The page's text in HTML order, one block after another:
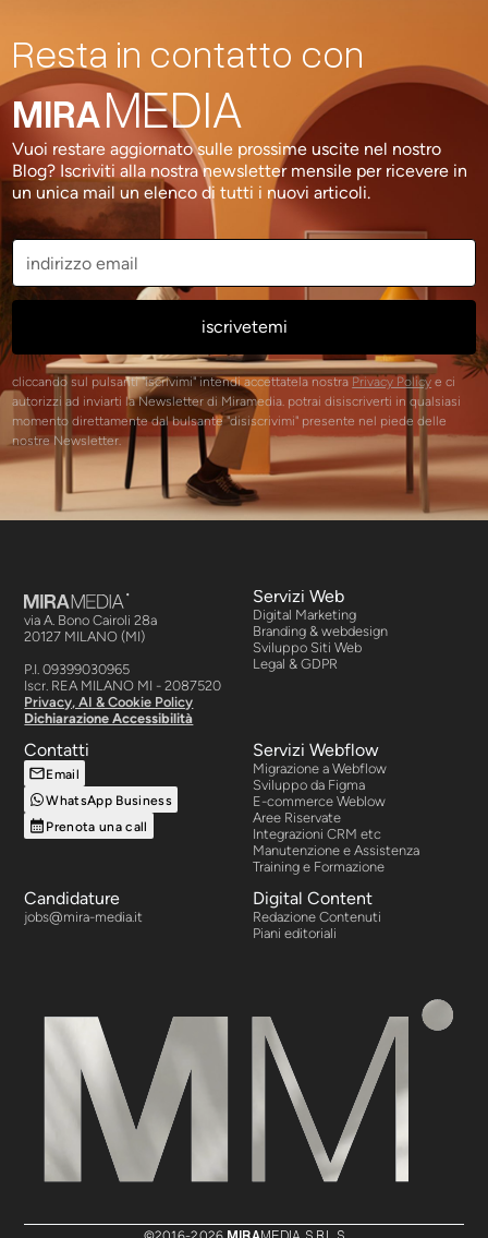
Resta in contatto con
MIRAMEDIA
Vuoi restare aggiornato sulle prossime uscite nel nostro
Blog? Iscriviti alla nostra newsletter mensile per ricevere in
un unica mail un elenco di tutti i nuovi articoli.
cliccando sul pulsanti "iscrivimi" intendi accettatela nostra Privacy Policy e ci
autorizzi ad inviarti la Newsletter di Miramedia. potrai disiscriverti in qualsiasi
momento direttamente dal bulsante "disiscrivimi" presente nel piede delle
nostre Newsletter.
Servizi Web
Digital Marketing
Branding & webdesign
Sviluppo Siti Web
Legal & GDPR
via A. Bono Cairoli 28a
20127 MILANO (MI)
P.I. 09399030965
Iscr. REA MILANO MI - 2087520
Privacy, AI & Cookie Policy
Dichiarazione Accessibilità
Servizi Webflow
Migrazione a Webflow
Sviluppo da Figma
E-commerce Weblow
Aree Riservate
Integrazioni CRM etc
Manutenzione e Assistenza
Training e Formazione
Digital Content
Redazione Contenuti
Piani editoriali
Contatti
Email
WhatsApp Business
Prenota una call
Candidature
jobs@mira-media.it